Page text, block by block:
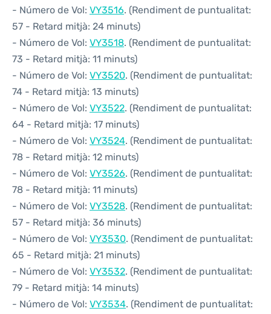
- Número de Vol: VY3516. (Rendiment de puntualitat:
57 - Retard mitjà: 24 minuts)
- Número de Vol: VY3518. (Rendiment de puntualitat:
73 - Retard mitjà: 11 minuts)
- Número de Vol: VY3520. (Rendiment de puntualitat:
74 - Retard mitjà: 13 minuts)
- Número de Vol: VY3522. (Rendiment de puntualitat:
64 - Retard mitjà: 17 minuts)
- Número de Vol: VY3524. (Rendiment de puntualitat:
78 - Retard mitjà: 12 minuts)
- Número de Vol: VY3526. (Rendiment de puntualitat:
78 - Retard mitjà: 11 minuts)
- Número de Vol: VY3528. (Rendiment de puntualitat:
57 - Retard mitjà: 36 minuts)
- Número de Vol: VY3530. (Rendiment de puntualitat:
65 - Retard mitjà: 21 minuts)
- Número de Vol: VY3532. (Rendiment de puntualitat:
79 - Retard mitjà: 14 minuts)
- Número de Vol: VY3534. (Rendiment de puntualitat: